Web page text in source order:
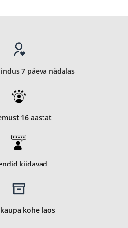
7 päeva nädalas
16 aastat
kiidavad
kohe laos